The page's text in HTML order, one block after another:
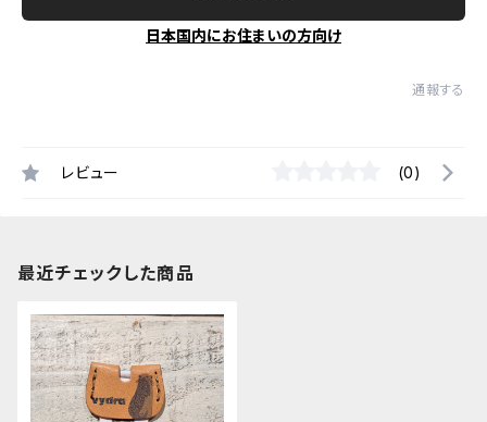
日本国内にお住まいの方向け
通報する
レビュー (0)
最近チェックした商品